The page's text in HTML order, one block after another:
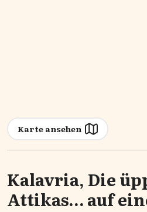
Karte ansehen
Kalavria, Die
Attikas… auf